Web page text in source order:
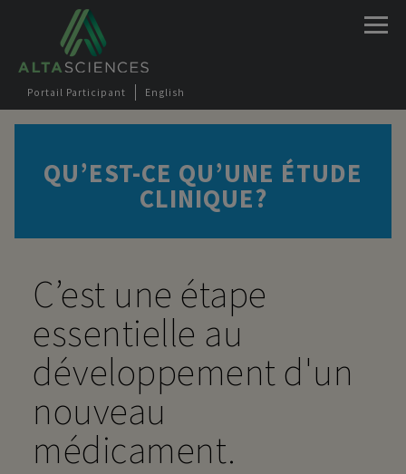
Portail Participant English
QU’EST-CE QU’UNE ÉTUDE
CLINIQUE?
C’est une étape
essentielle au
développement d'un
nouveau
médicament.